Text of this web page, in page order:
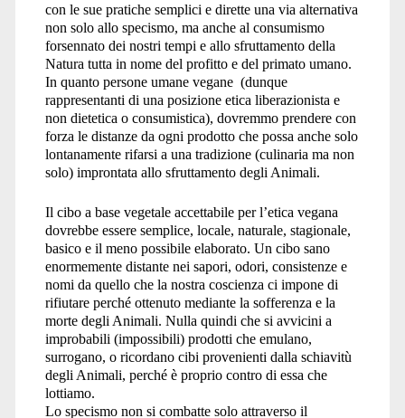
con le sue pratiche semplici e dirette una via alternativa
non solo allo specismo, ma anche al consumismo
forsennato dei nostri tempi e allo sfruttamento della
Natura tutta in nome del profitto e del primato umano.
In quanto persone umane vegane (dunque
rappresentanti di una posizione etica liberazionista e
non dietetica o consumistica), dovremmo prendere con
forza le distanze da ogni prodotto che possa anche solo
lontanamente rifarsi a una tradizione (culinaria ma non
solo) improntata allo sfruttamento degli Animali.
Il cibo a base vegetale accettabile per l’etica vegana
dovrebbe essere semplice, locale, naturale, stagionale,
basico e il meno possibile elaborato. Un cibo sano
enormemente distante nei sapori, odori, consistenze e
nomi da quello che la nostra coscienza ci impone di
rifiutare perché ottenuto mediante la sofferenza e la
morte degli Animali. Nulla quindi che si avvicini a
improbabili (impossibili) prodotti che emulano,
surrogano, o ricordano cibi provenienti dalla schiavitù
degli Animali, perché è proprio contro di essa che
lottiamo.
Lo specismo non si combatte solo attraverso il